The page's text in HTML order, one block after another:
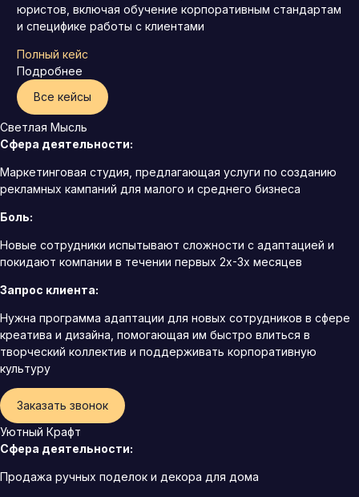
юристов, включая обучение корпоративным стандартам
и специфике работы с клиентами
Полный кейс
Подробнее
Все кейсы
Светлая Мысль
Сфера деятельности:
Маркетинговая студия, предлагающая услуги по созданию
рекламных кампаний для малого и среднего бизнеса
Боль:
Новые сотрудники испытывают сложности с адаптацией и
покидают компании в течении первых 2х-3х месяцев
Запрос клиента:
Нужна программа адаптации для новых сотрудников в сфере
креатива и дизайна, помогающая им быстро влиться в
творческий коллектив и поддерживать корпоративную
культуру
Заказать звонок
Уютный Крафт
Сфера деятельности:
Продажа ручных поделок и декора для дома